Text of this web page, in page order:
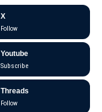
X
Follow
Youtube
Subscribe
Threads
Follow